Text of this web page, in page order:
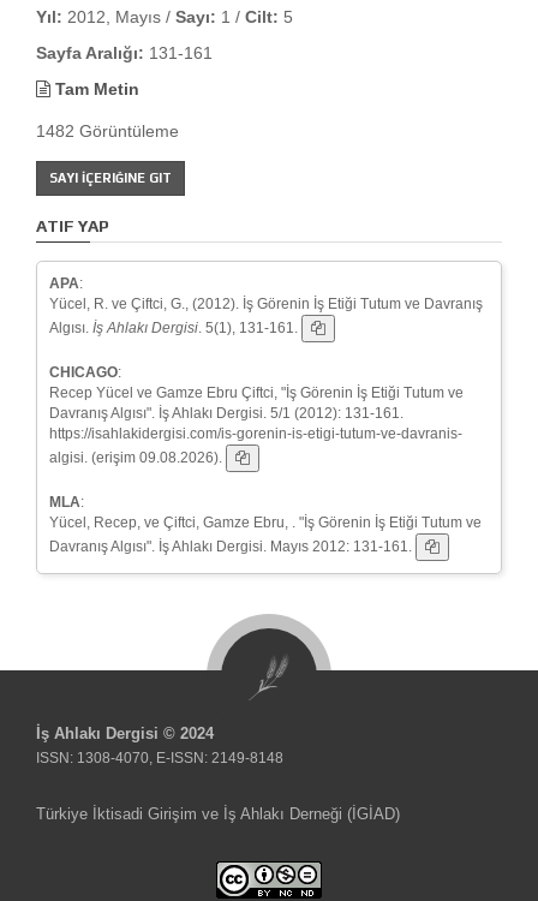
Yıl: 2012, Mayıs / Sayı: 1 / Cilt: 5
Sayfa Aralığı: 131-161
Tam Metin
1482 Görüntüleme
SAYI İÇERIĞINE GIT
ATIF YAP
APA:
Yücel, R. ve Çiftci, G., (2012). İş Görenin İş Etiği Tutum ve Davranış
Algısı. İş Ahlakı Dergisi . 5(1), 131-161.
CHICAGO:
Recep Yücel ve Gamze Ebru Çiftci, "İş Görenin İş Etiği Tutum ve
Davranış Algısı". İş Ahlakı Dergisi. 5/1 (2012): 131-161.
https://isahlakidergisi.com/is-gorenin-is-etigi-tutum-ve-davranis-
algisi. (erişim 09.08.2026).
MLA:
Yücel, Recep, ve Çiftci, Gamze Ebru, . "İş Görenin İş Etiği Tutum ve
Davranış Algısı". İş Ahlakı Dergisi. Mayıs 2012: 131-161.
İş Ahlakı Dergisi © 2024
ISSN: 1308-4070, E-ISSN: 2149-8148
Türkiye İktisadi Girişim ve İş Ahlakı Derneği (İGİAD)